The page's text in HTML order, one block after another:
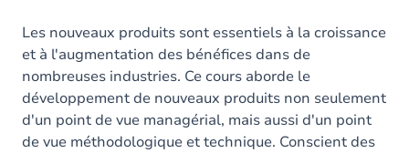
Les nouveaux produits sont essentiels à la croissance
et à l'augmentation des bénéfices dans de
nombreuses industries. Ce cours aborde le
développement de nouveaux produits non seulement
d'un point de vue managérial, mais aussi d'un point
de vue méthodologique et technique. Conscient des